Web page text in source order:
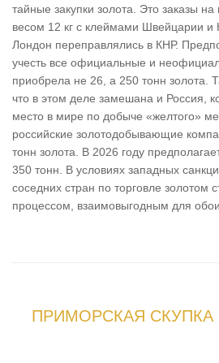
тайные закупки золота. Это заказы на
весом 12 кг с клеймами Швейцарии и
Лондон переправлялись в КНР.
учесть все официальные и
приобрела не 26, а 250 тонн золота.
что в этом деле замешана и Россия,
место в мире по добыче «желтого»
российские золотодобывающие
тонн золота. В 2026 году
350 тонн. В условиях западных
соседних стран по торговле золотом
процессом, взаимовыгодным для
ПРИМОРСКАЯ СКУПКА